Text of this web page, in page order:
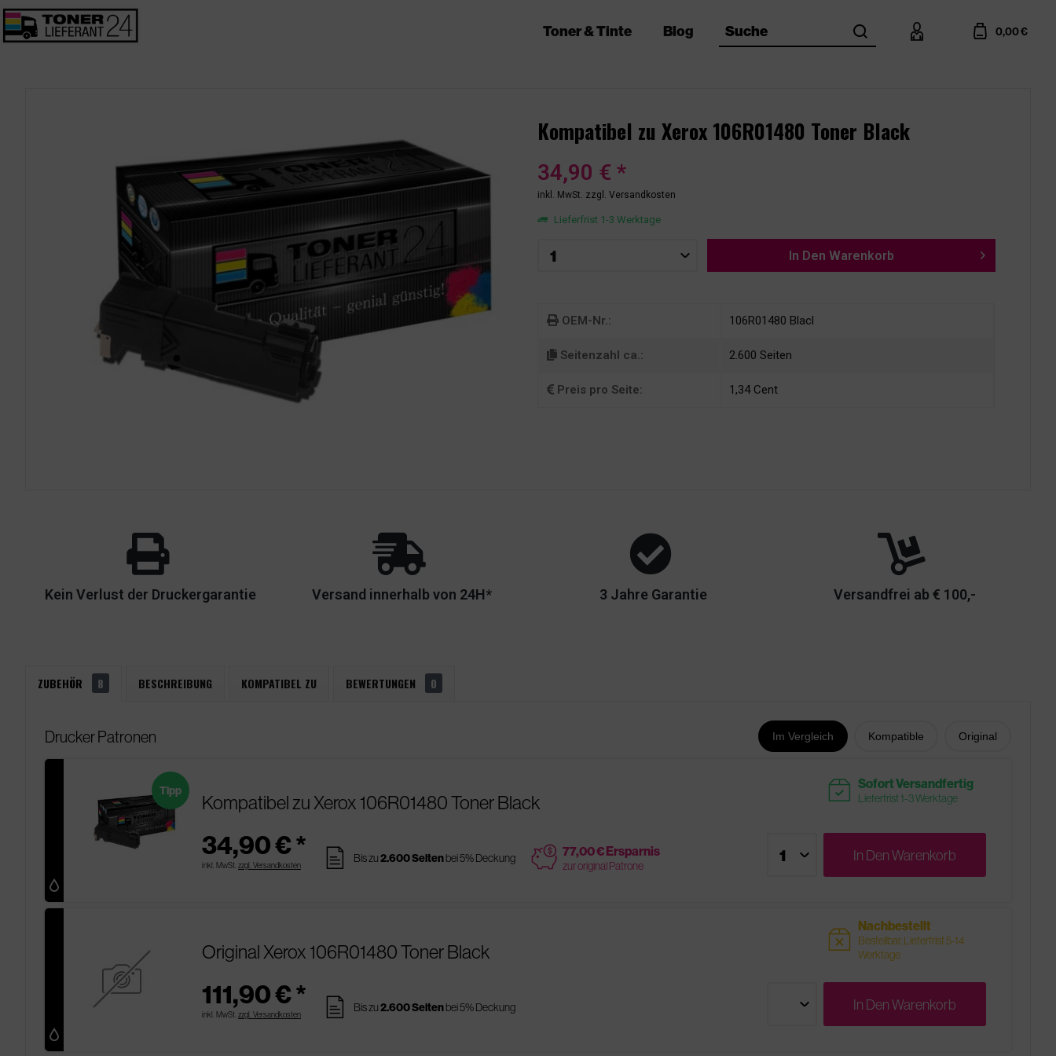
Toner & Tinte Blog Suche search account cart 0,00 €
Kompatibel zu Xerox 106R01480 Toner Black
34,90 € *
inkl. MwSt. zzgl. Versandkosten
Lieferfrist 1-3 Werktage
In Den Warenkorb
OEM-Nr.: 106R01480 Blacl
Seitenzahl ca.: 2.600 Seiten
Preis pro Seite: 1,34 Cent
Kein Verlust der Druckergarantie Versand innerhalb von 24H* 3 Jahre Garantie Versandfrei ab € 100,-
ZUBEHÖR 8 BESCHREIBUNG KOMPATIBEL ZU BEWERTUNGEN 0
Im Vergleich Kompatible Original
Drucker Patronen
Kompatibel zu Xerox 106R01480 Toner Black
34,90 € *
inkl. MwSt. zzgl. Versandkosten
Tipp
pages Bis zu2.600 Seitenbei 5% Deckung price 77,00 € Ersparnis
zur original Patrone
readytoship Sofort Versandfertig
Lieferfrist 1-3 Werktage
In DenWarenkorb
Original Xerox 106R01480 Toner Black
111,90 € *
inkl. MwSt. zzgl. Versandkosten pages Bis zu2.600 Seitenbei 5% Deckung
sold Nachbestellt
Bestellbar, Lieferfrist 5-14
Werktage
In DenWarenkorb